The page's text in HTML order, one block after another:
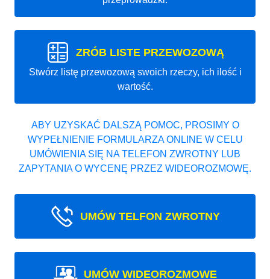
ZRÓB LISTE PRZEWOZOWĄ
Stwórz listę przewozową swoich rzeczy, ich ilość i
wartość.
ABY UZYSKAĆ DALSZĄ POMOC, PROSIMY O
WYPEŁNIENIE FORMULARZA ONLINE W CELU
UMÓWIENIA SIĘ NA TELEFON ZWROTNY LUB
ZAPYTANIA O WYCENĘ PRZEZ WIDEOROZMOWĘ.
UMÓW TELFON ZWROTNY
UMÓW WIDEOROZMOWE